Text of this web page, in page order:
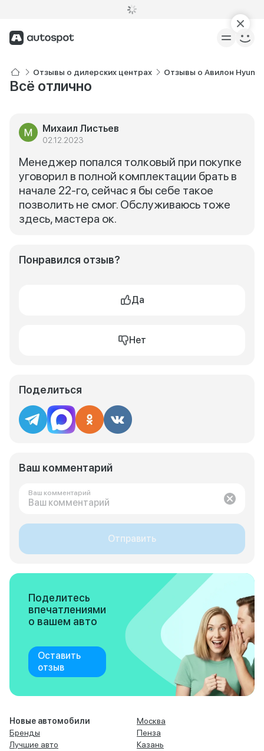
Отзывы о дилерских центрах Отзывы о Авилон
Всё отлично
Михаил Листьев
02.12.2023
Менеджер попался толковый при покупке
уговорил в полной комплектации брать в
начале 22-го, сейчас я бы себе такое
позволить не смог. Обслуживаюсь тоже
здесь, мастера ок.
Понравился отзыв?
Да
Нет
Поделиться
Ваш комментарий
Ваш комментарий
Отправить
Поделитесь
впечатлениями
о вашем авто
Оставить
отзыв
Новые автомобили
Бренды
Лучшие авто
Москва
Пенза
Казань